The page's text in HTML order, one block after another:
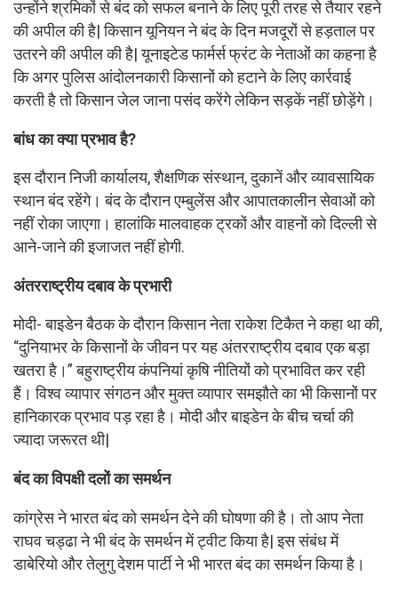
उन्होंने श्रमिकों से बंद को सफल बनाने के लिए पूरी तरह से तैयार रहने
की अपील की है| किसान यूनियन ने बंद के दिन मजदूरों से हड़ताल पर
उतरने की अपील की है| यूनाइटेड फार्मर्स फ्रंट के नेताओं का कहना है
कि अगर पुलिस आंदोलनकारी किसानों को हटाने के लिए कार्रवाई
करती है तो किसान जेल जाना पसंद करेंगे लेकिन सड़कें नहीं छोड़ेंगे।
बांध का क्या प्रभाव है?
इस दौरान निजी कार्यालय, शैक्षणिक संस्थान, दुकानें और व्यावसायिक
स्थान बंद रहेंगे। बंद के दौरान एम्बुलेंस और आपातकालीन सेवाओं को
नहीं रोका जाएगा। हालांकि मालवाहक ट्रकों और वाहनों को दिल्ली से
आने-जाने की इजाजत नहीं होगी.
अंतरराष्ट्रीय दबाव के प्रभारी
मोदी- बाइडेन बैठक के दौरान किसान नेता राकेश टिकैत ने कहा था की,
“दुनियाभर के किसानों के जीवन पर यह अंतरराष्ट्रीय दबाव एक बड़ा
खतरा है।” बहुराष्ट्रीय कंपनियां कृषि नीतियों को प्रभावित कर रही
हैं। विश्व व्यापार संगठन और मुक्त व्यापार समझौते का भी किसानों पर
हानिकारक प्रभाव पड़ रहा है। मोदी और बाइडेन के बीच चर्चा की
ज्यादा जरूरत थी|
बंद का विपक्षी दलों का समर्थन
कांग्रेस ने भारत बंद को समर्थन देने की घोषणा की है। तो आप नेता
राघव चड्ढा ने भी बंद के समर्थन में ट्वीट किया है| इस संबंध में
डाबेरियो और तेलुगु देशम पार्टी ने भी भारत बंद का समर्थन किया है।